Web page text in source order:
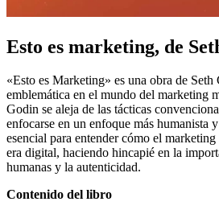
Esto es marketing, de
«Esto es Marketing» es una obra de
emblemática en el mundo del marketing
Godin se aleja de las tácticas
enfocarse en un enfoque más humanista
esencial para entender cómo el
era digital, haciendo hincapié en la
humanas y la autenticidad.
Contenido del libro